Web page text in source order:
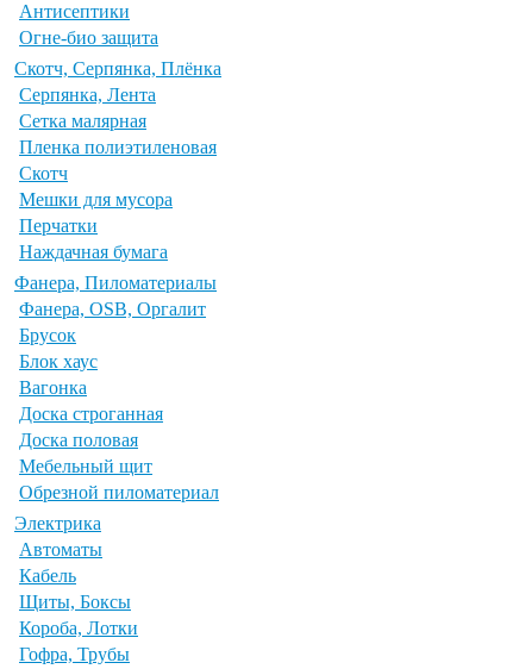
Антисептики
Огне-био защита
Скотч, Серпянка, Плёнка
Серпянка, Лента
Сетка малярная
Пленка полиэтиленовая
Скотч
Мешки для мусора
Перчатки
Наждачная бумага
Фанера, Пиломатериалы
Фанера, OSB, Оргалит
Брусок
Блок хаус
Вагонка
Доска строганная
Доска половая
Мебельный щит
Обрезной пиломатериал
Электрика
Автоматы
Кабель
Щиты, Боксы
Короба, Лотки
Гофра, Трубы